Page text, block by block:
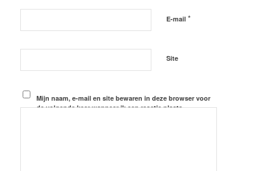
E-mail *
Site
Mijn naam, e-mail en site bewaren in deze browser voor
de volgende keer wanneer ik een reactie plaats.